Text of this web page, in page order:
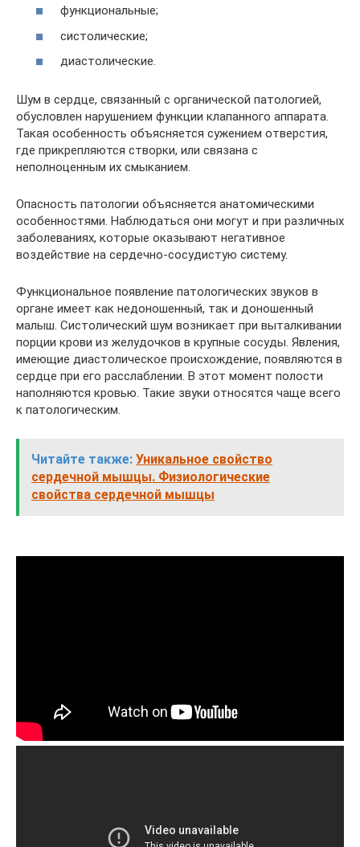
функциональные;
систолические;
диастолические.
Шум в сердце, связанный с органической патологией,
обусловлен нарушением функции клапанного аппарата.
Такая особенность объясняется сужением отверстия,
где прикрепляются створки, или связана с
неполноценным их смыканием.
Опасность патологии объясняется анатомическими
особенностями. Наблюдаться они могут и при различных
заболеваниях, которые оказывают негативное
воздействие на сердечно-сосудистую систему.
Функциональное появление патологических звуков в
органе имеет как недоношенный, так и доношенный
малыш. Систолический шум возникает при выталкивании
порции крови из желудочков в крупные сосуды. Явления,
имеющие диастолическое происхождение, появляются в
сердце при его расслаблении. В этот момент полости
наполняются кровью. Такие звуки относятся чаще всего
к патологическим.
Читайте также: Уникальное свойство
сердечной мышцы. Физиологические
свойства сердечной мышцы